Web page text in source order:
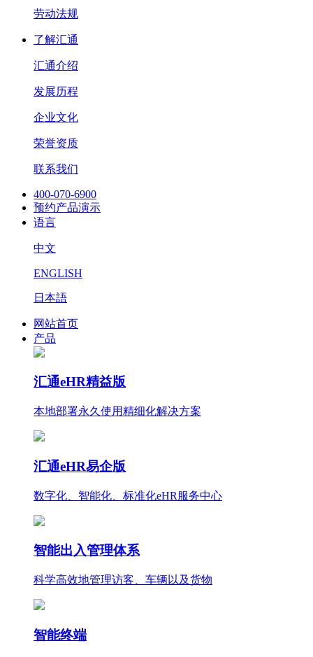
劳动法规
了解汇通
汇通介绍
发展历程
企业文化
荣誉资质
联系我们
400-070-6900
预约产品演示
语言
中文
ENGLISH
日本語
网站首页
产品
汇通eHR精益版
本地部署永久使用精细化解决方案
汇通eHR易企版
数字化、智能化、标准化eHR服务中心
智能出入管理体系
科学高效地管理访客、车辆以及货物
智能终端